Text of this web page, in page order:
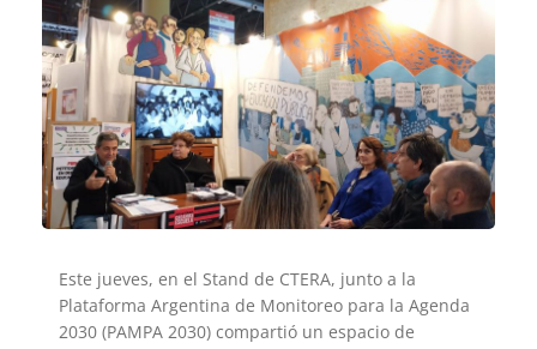
Este jueves, en el Stand de CTERA, junto a la
Plataforma Argentina de Monitoreo para la Agenda
2030 (PAMPA 2030) compartió un espacio de